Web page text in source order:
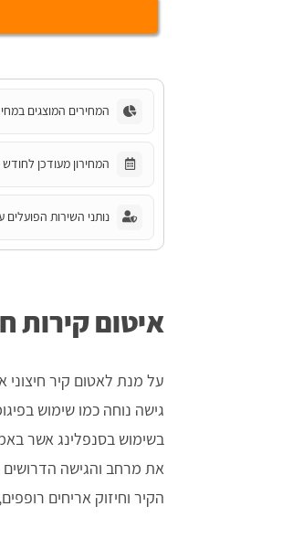
המחירים המוצגים
המחירון מעודכן לחודש
נותני השירות
איטום קירות
על מנת לאטום קיר
גישה נוחה כמו שימוש
בשימוש בסנפלינג אשר
את מרחב והגישה הדרושים
הקיר וחיזוק אריחים